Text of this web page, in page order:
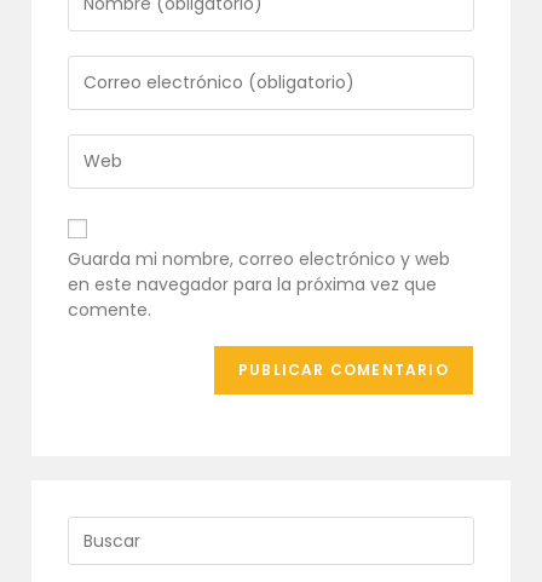
tu
nombre
o
nombre
de
usuario
para
comentar
tu
dirección
de
correo
electrónico
para
comentar
URL
de
tu
web
(opcional)
Guarda mi nombre, correo electrónico y web
en este navegador para la próxima vez que
comente.